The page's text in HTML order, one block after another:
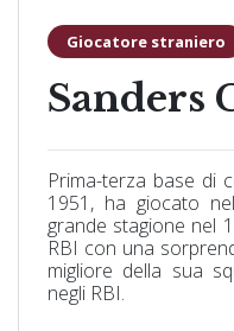
Giocatore straniero
Sanders
Prima-terza base di
1951, ha giocato
grande stagione nel
RBI con una
migliore della sua
negli RBI.